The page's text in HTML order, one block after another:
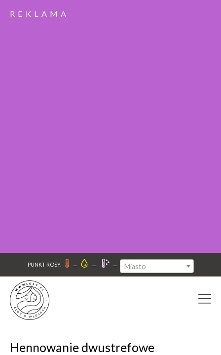
REKLAMA
PUNKT ROSY: – – – Miasto
Hennowanie dwustrefowe